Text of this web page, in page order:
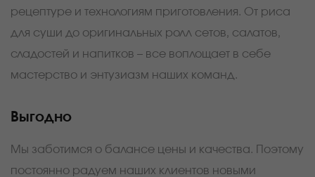
рецептуре и технологиям приготовления. От риса
для суши до оригинальных ролл сетов, салатов,
сладостей и напитков – все воплощает в себе
мастерство и энтузиазм наших команд.
Выгодно
Мы заботимся о балансе цены и качества. Поэтому
постоянно радуем наших клиентов новыми